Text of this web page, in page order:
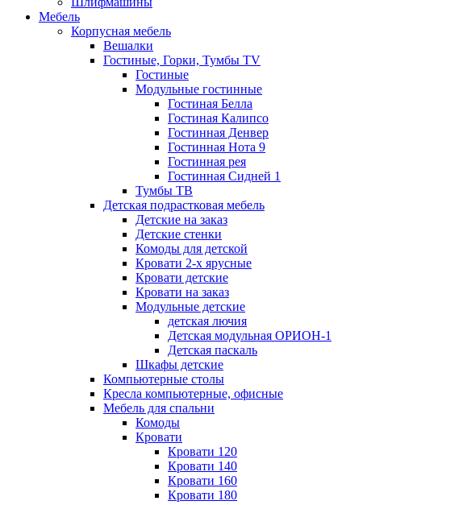
Мебель
Корпусная мебель
Вешалки
Гостиные, Горки, Тумбы TV
Гостиные
Модульные гостинные
Гостиная Белла
Гостиная Калипсо
Гостинная Денвер
Гостинная Нота 9
Гостинная рея
Гостинная Сидней 1
Тумбы ТВ
Детская подрастковая мебель
Детские на заказ
Детские стенки
Комоды для детской
Кровати 2-х ярусные
Кровати детские
Кровати на заказ
Модульные детские
детская лючия
Детская модульная ОРИОН-1
Детская паскаль
Шкафы детские
Компьютерные столы
Кресла компьютерные, офисные
Мебель для спальни
Комоды
Кровати
Кровати 120
Кровати 140
Кровати 160
Кровати 180